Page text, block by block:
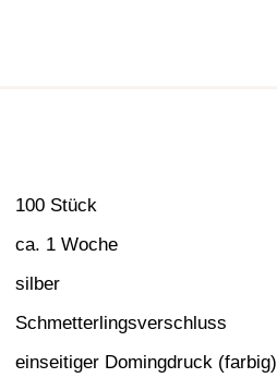
100 Stück
ca. 1 Woche
silber
Schmetterlingsverschluss
einseitiger Domingdruck (farbig)